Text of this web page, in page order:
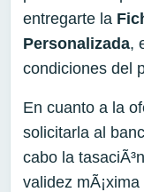
entregarte la
Personalizada,
condiciones del
En cuanto a la
solicitarla al
cabo la
validez